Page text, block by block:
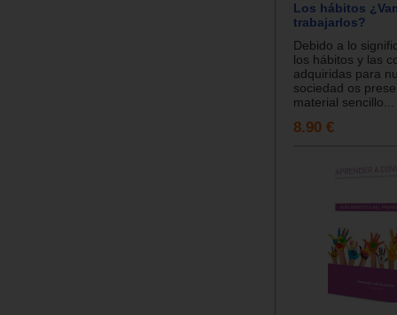
Los hábitos
trabajarlos?
Debido a lo
los hábitos y las
adquiridas para
sociedad os
material sencillo...
8.90 €